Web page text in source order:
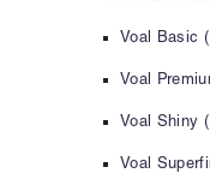
Voal Basic
Voal
Voal Shiny
Voal